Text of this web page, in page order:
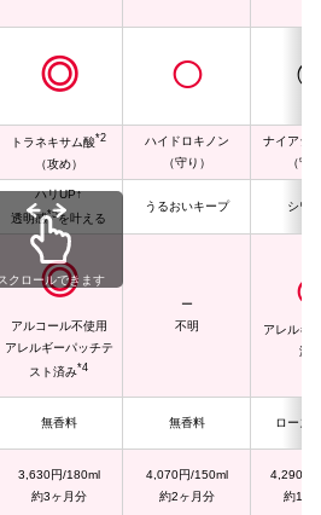
◎ ◯
トラネキサム酸*2
（攻め）
ハイドロキノン
（守り）
ナイアシ
（守
ハリUP↑
透明感*5を叶える
うるおいキープ シワ
◎
アルコール不使用
アレルギーパッチテ
スト済み*4
ー
不明
アレルギ
済
無香料 無香料 ローズ
3,630円/180ml
約3ヶ月分
4,070円/150ml
約2ヶ月分
4,290円/
約1ヶ
クロールできます